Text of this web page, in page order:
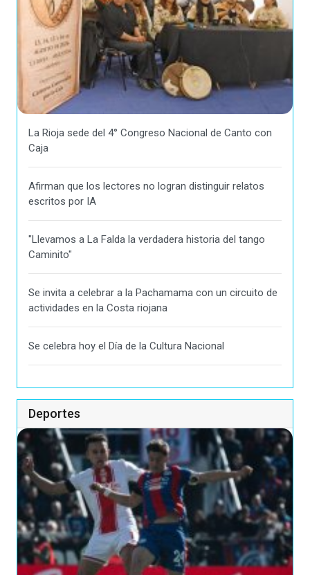
La Rioja sede del 4° Congreso Nacional de Canto con
Caja
Afirman que los lectores no logran distinguir relatos
escritos por IA
"Llevamos a La Falda la verdadera historia del tango
Caminito"
Se invita a celebrar a la Pachamama con un circuito de
actividades en la Costa riojana
Se celebra hoy el Día de la Cultura Nacional
Deportes